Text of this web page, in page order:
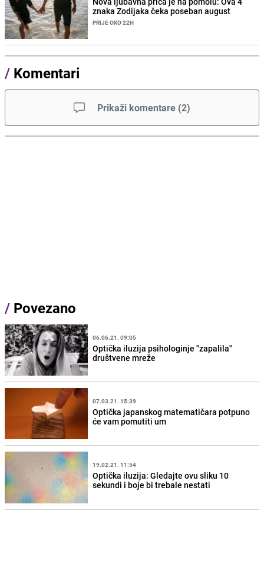
znaka Zodijaka čeka poseban august
PRIJE OKO 22H
/ Komentari
Prikaži komentare (2)
/ Povezano
06.06.21. 09:05
Optička iluzija psihologinje "zapalila"
društvene mreže
07.03.21. 15:39
Optička japanskog matematičara potpuno
će vam pomutiti um
19.02.21. 11:54
Optička iluzija: Gledajte ovu sliku 10
sekundi i boje bi trebale nestati